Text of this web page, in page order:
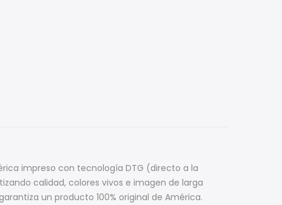
impreso con tecnología DTG (directo a la
calidad, colores vivos e imagen de larga
un producto 100% original de América.